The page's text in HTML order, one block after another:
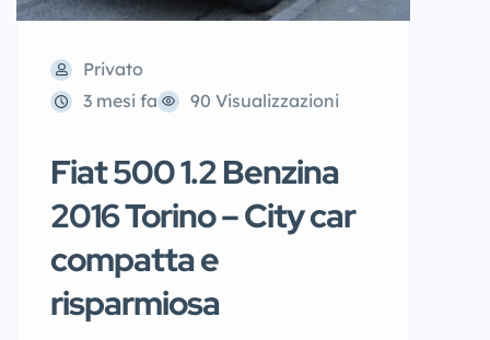
Privato
3 mesi fa
90 Visualizzazioni
Fiat 500 1.2 Benzina
2016 Torino – City car
compatta e
risparmiosa